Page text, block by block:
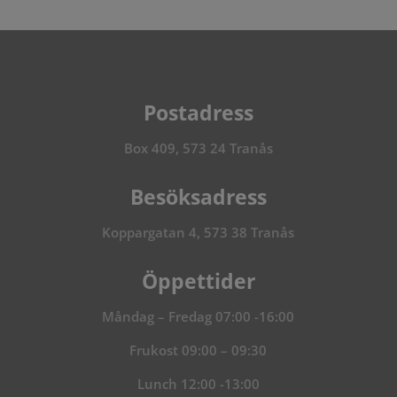
Postadress
Box 409, 573 24 Tranås
Besöksadress
Koppargatan 4, 573 38 Tranås
Öppettider
Måndag – Fredag 07:00 -16:00
Frukost 09:00 – 09:30
Lunch 12:00 -13:00